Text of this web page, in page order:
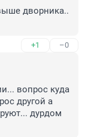
дворника..
+1 –0
вопрос куда
другой а
дурдом